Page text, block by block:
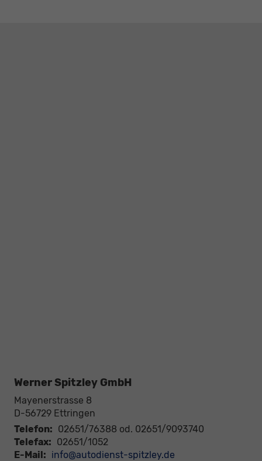
Werner Spitzley GmbH
Mayenerstrasse 8
D-56729 Ettringen
Telefon: 02651/76388 od. 02651/9093740
Telefax: 02651/1052
E-Mail: info@autodienst-spitzley.de